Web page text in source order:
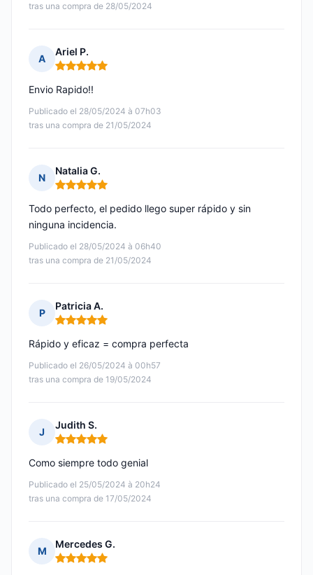
tras una compra de 28/05/2024
A
Ariel P.
Nota: 5 de 5
Publicado el 28/05/2024 à 07h03
tras una compra de 21/05/2024
Envio Rapido!!
N
Natalia G.
Nota: 5 de 5
Publicado el 28/05/2024 à 06h40
tras una compra de 21/05/2024
Todo perfecto, el pedido llego super rápido y sin
ninguna incidencia.
P
Patricia A.
Nota: 5 de 5
Publicado el 26/05/2024 à 00h57
tras una compra de 19/05/2024
Rápido y eficaz = compra perfecta
J
Judith S.
Nota: 5 de 5
Publicado el 25/05/2024 à 20h24
tras una compra de 17/05/2024
Como siempre todo genial
M
Mercedes G.
Nota: 5 de 5